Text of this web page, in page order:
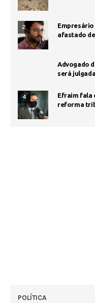
2
afastado
Advogado
será
4
Efraim fala
reforma
POLÍTICA